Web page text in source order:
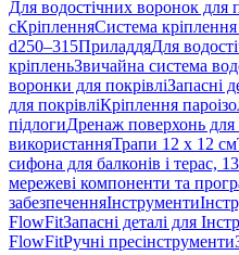
Для водостічних воронок для
сКріпленняСистема
d250–315ПриладдяДля
кріпленьЗвичайна система
воронки для покрівліЗапасні
для покрівліКріплення
підлогиДренаж поверхонь
використанняТрапи 12 x 12 см
сифона для балконів і терас,
мережеві компоненти та
забезпеченняІнструменти
FlowFitЗапасні деталі для
FlowFitРучні пресінструменти